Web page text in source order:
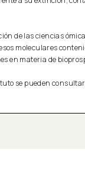
de las ciencias
moleculares
en materia de
se pueden